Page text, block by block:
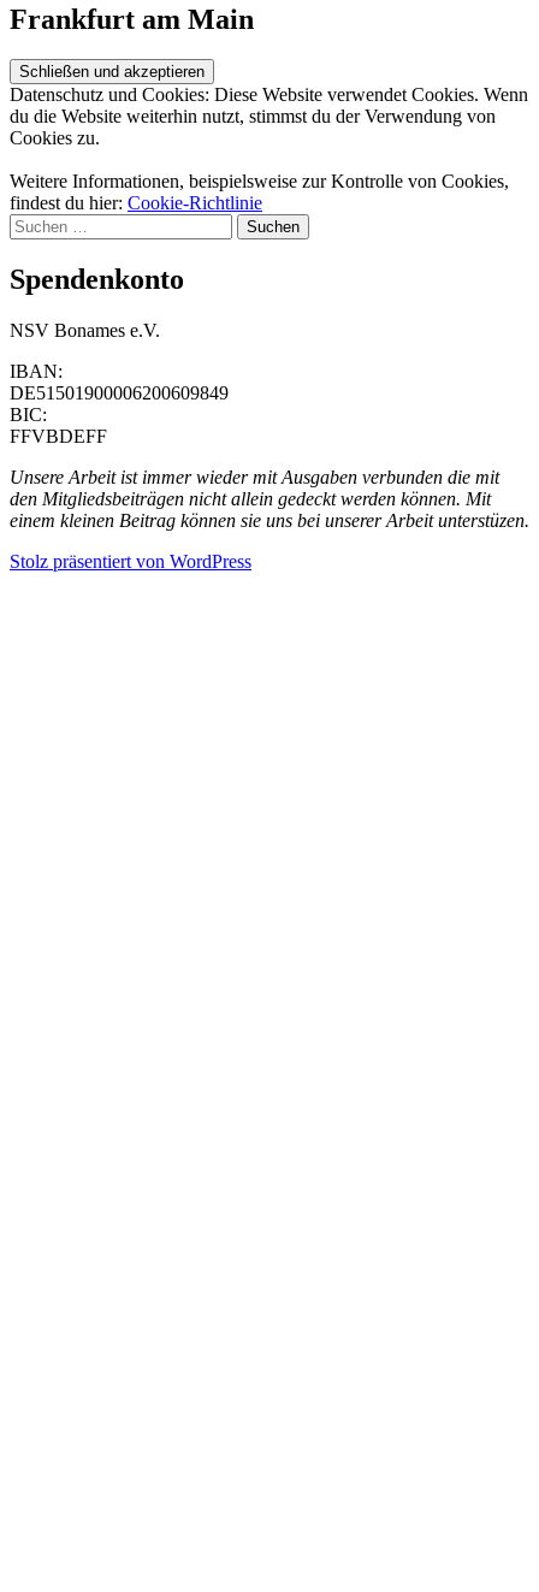
Frankfurt am Main
Datenschutz und Cookies: Diese Website verwendet Cookies. Wenn
du die Website weiterhin nutzt, stimmst du der Verwendung von
Cookies zu.
Weitere Informationen, beispielsweise zur Kontrolle von Cookies,
findest du hier: Cookie-Richtlinie
Suchen
nach:
Spendenkonto
NSV Bonames e.V.
IBAN:
DE51501900006200609849
BIC:
FFVBDEFF
Unsere Arbeit ist immer wieder mit Ausgaben verbunden die mit
den Mitgliedsbeiträgen nicht allein gedeckt werden können. Mit
einem kleinen Beitrag können sie uns bei unserer Arbeit unterstüzen.
Stolz präsentiert von WordPress